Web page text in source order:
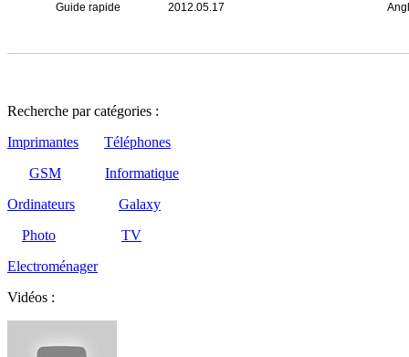
Guide rapide 2012.05.17
Recherche par catégories :
Imprimantes
Téléphones
GSM
Informatique
Ordinateurs
Galaxy
Photo
TV
Electroménager
Vidéos :